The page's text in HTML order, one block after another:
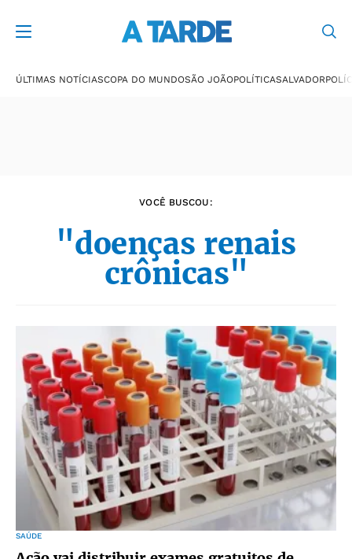
ÚLTIMAS NOTÍCIASCOPA DO MUNDOSÃO JOÃOPOLÍTICASALVADOR
VOCÊ BUSCOU:
"doenças renais
crônicas"
SAÚDE